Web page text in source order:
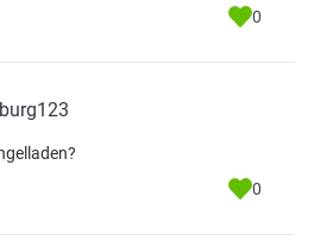
0
0